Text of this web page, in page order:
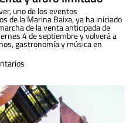
uno de los eventos
de la Marina Baixa, ya ha iniciado
de la venta anticipada de
4 de septiembre y volverá a
gastronomía y música en